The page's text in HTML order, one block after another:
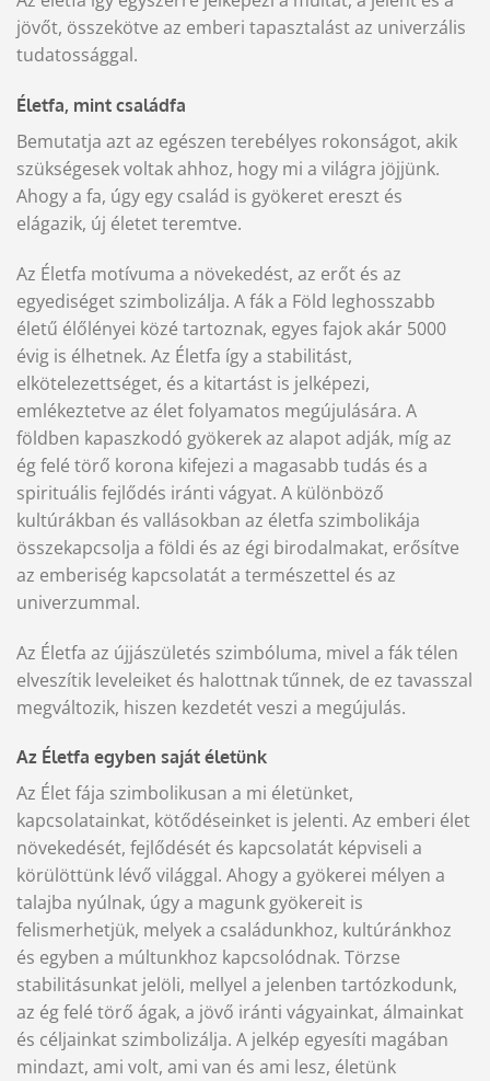
jövőt, összekötve az emberi tapasztalást az univerzális
tudatossággal.
Életfa, mint családfa
Bemutatja azt az egészen terebélyes rokonságot, akik
szükségesek voltak ahhoz, hogy mi a világra jöjjünk.
Ahogy a fa, úgy egy család is gyökeret ereszt és
elágazik, új életet teremtve.
Az Életfa motívuma a növekedést, az erőt és az
egyediséget szimbolizálja. A fák a Föld leghosszabb
életű élőlényei közé tartoznak, egyes fajok akár 5000
évig is élhetnek. Az Életfa így a stabilitást,
elkötelezettséget, és a kitartást is jelképezi,
emlékeztetve az élet folyamatos megújulására. A
földben kapaszkodó gyökerek az alapot adják, míg az
ég felé törő korona kifejezi a magasabb tudás és a
spirituális fejlődés iránti vágyat. A különböző
kultúrákban és vallásokban az életfa szimbolikája
összekapcsolja a földi és az égi birodalmakat, erősítve
az emberiség kapcsolatát a természettel és az
univerzummal.
Az Életfa az újjászületés szimbóluma, mivel a fák télen
elveszítik leveleiket és halottnak tűnnek, de ez tavasszal
megváltozik, hiszen kezdetét veszi a megújulás.
Az Életfa egyben saját életünk
Az Élet fája szimbolikusan a mi életünket,
kapcsolatainkat, kötődéseinket is jelenti. Az emberi élet
növekedését, fejlődését és kapcsolatát képviseli a
körülöttünk lévő világgal. Ahogy a gyökerei mélyen a
talajba nyúlnak, úgy a magunk gyökereit is
felismerhetjük, melyek a családunkhoz, kultúránkhoz
és egyben a múltunkhoz kapcsolódnak. Törzse
stabilitásunkat jelöli, mellyel a jelenben tartózkodunk,
az ég felé törő ágak, a jövő iránti vágyainkat, álmainkat
és céljainkat szimbolizálja. A jelkép egyesíti magában
mindazt, ami volt, ami van és ami lesz, életünk